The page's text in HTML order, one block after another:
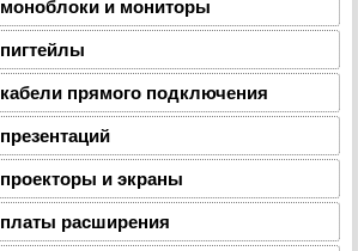
моноблоки и мониторы
пигтейлы
кабели прямого подключения
презентаций
проекторы и экраны
платы расширения